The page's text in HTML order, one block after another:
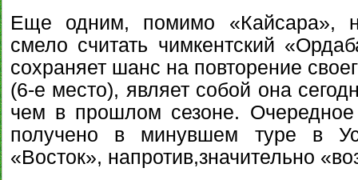
Еще одним, помимо «Кайсара»,
смело считать чимкентский
сохраняет шанс на повторение
(6-е место), являет собой она
чем в прошлом сезоне.
получено в минувшем туре в
«Восток», напротив,значительно